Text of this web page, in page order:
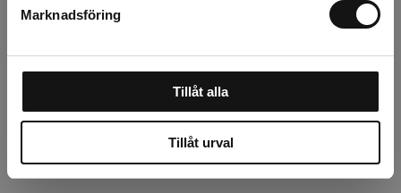
Marknadsföring
Tillåt alla
Tillåt urval